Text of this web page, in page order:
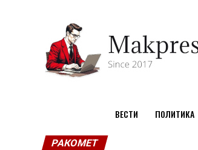
ВЕСТИ ПОЛИТИКА
РАКОМЕТ